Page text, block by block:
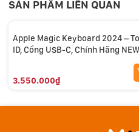
iPhone 13 Pro Max
iPhone 13 mini
Các Phiên Bản iPad
iPad Pro 13 inch (M4)
iPad Pro 12,9 inch (thế hệ
SẢN PHẨM LIÊN QUAN
Apple Magic Keyboard 2024 –
ID, Cổng USB-C, Chính Hãng NEW
3.550.000₫